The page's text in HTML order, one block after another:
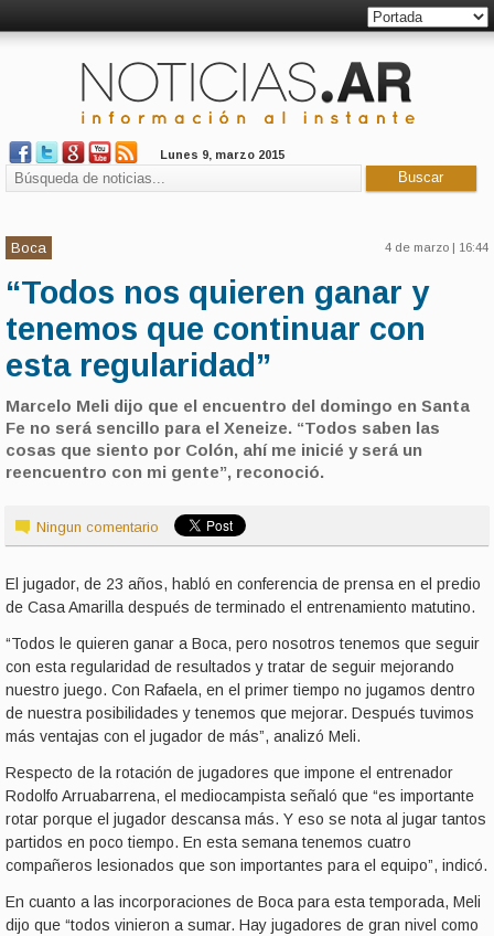
Lunes 9, marzo 2015
Boca 4 de marzo | 16:44
“Todos nos quieren ganar y
tenemos que continuar con
esta regularidad”
Marcelo Meli dijo que el encuentro del domingo en Santa
Fe no será sencillo para el Xeneize. “Todos saben las
cosas que siento por Colón, ahí me inicié y será un
reencuentro con mi gente”, reconoció.
Ningun comentario
El jugador, de 23 años, habló en conferencia de prensa en el predio
de Casa Amarilla después de terminado el entrenamiento matutino.
“Todos le quieren ganar a Boca, pero nosotros tenemos que seguir
con esta regularidad de resultados y tratar de seguir mejorando
nuestro juego. Con Rafaela, en el primer tiempo no jugamos dentro
de nuestra posibilidades y tenemos que mejorar. Después tuvimos
más ventajas con el jugador de más”, analizó Meli.
Respecto de la rotación de jugadores que impone el entrenador
Rodolfo Arruabarrena, el mediocampista señaló que “es importante
rotar porque el jugador descansa más. Y eso se nota al jugar tantos
partidos en poco tiempo. En esta semana tenemos cuatro
compañeros lesionados que son importantes para el equipo”, indicó.
En cuanto a las incorporaciones de Boca para esta temporada, Meli
dijo que “todos vinieron a sumar. Hay jugadores de gran nivel como